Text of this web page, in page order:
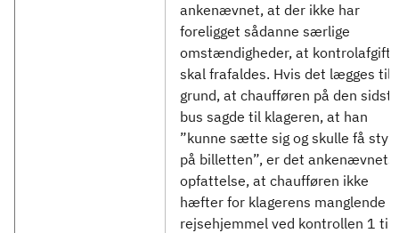
ankenævnet, at der ikke har
foreligget sådanne særlige
omstændigheder, at
skal frafaldes. Hvis det lægges til
grund, at chaufføren på den sidste
bus sagde til klageren, at han
”kunne sætte sig og skulle få styr
på billetten”, er det ankenævnets
opfattelse, at chaufføren ikke
hæfter for klagerens manglende
rejsehjemmel ved kontrollen 1